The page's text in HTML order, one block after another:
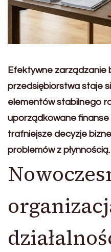
Efektywne zarządzanie
przedsiębiorstwa staje
elementów stabilnego
uporządkowane
trafniejsze decyzje
problemów z płynnością.